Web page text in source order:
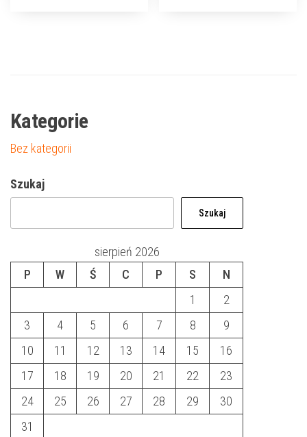
Kategorie
Bez kategorii
Szukaj
Szukaj
sierpień 2026
P
W Ś C P S
N
1
2
3
4 5 6 7 8
9
10
11 12 13 14 15
16
17
18 19 20 21 22
23
24
25 26 27 28 29
30
31